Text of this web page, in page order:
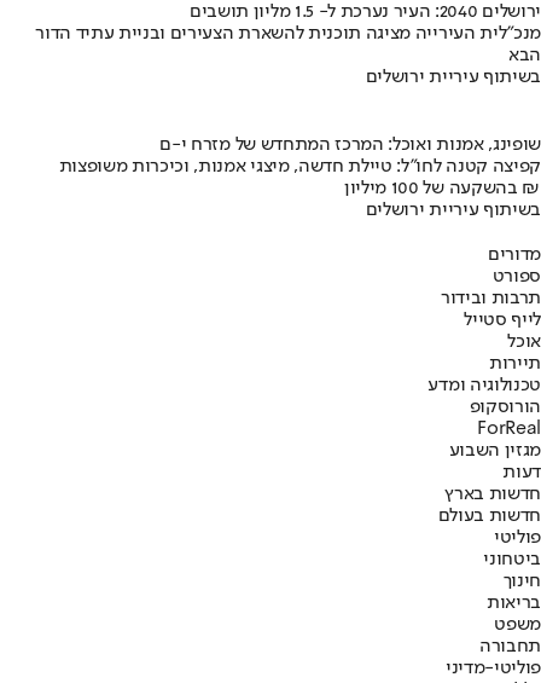
ירושלים 2040: העיר נערכת ל- 1.5 מליון תושבים
מנכ"לית העירייה מציגה תוכנית להשארת הצעירים ובניית עתיד הדור
הבא
בשיתוף עיריית ירושלים
שופינג, אמנות ואוכל: המרכז המתחדש של מזרח י-ם
קפיצה קטנה לחו"ל: טיילת חדשה, מיצגי אמנות, וכיכרות משופצות
בהשקעה של 100 מיליון ₪
בשיתוף עיריית ירושלים
מדורים
ספורט
תרבות ובידור
לייף סטייל
אוכל
תיירות
טכנולוגיה ומדע
הורוסקופ
ForReal
מגזין השבוע
דעות
חדשות בארץ
חדשות בעולם
פוליטי
ביטחוני
חינוך
בריאות
משפט
תחבורה
פוליטי-מדיני